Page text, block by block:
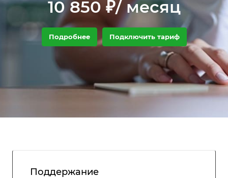
10 850 ₽/ месяц
Подробнее Подключить тариф
Поддержание